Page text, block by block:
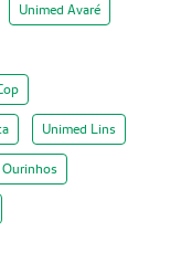
Unimed Avaré
Unimed Lins
Ourinhos